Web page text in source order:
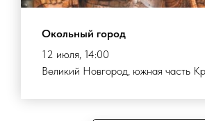
Окольный город
12 июля, 14:00
Великий Новгород, южная часть